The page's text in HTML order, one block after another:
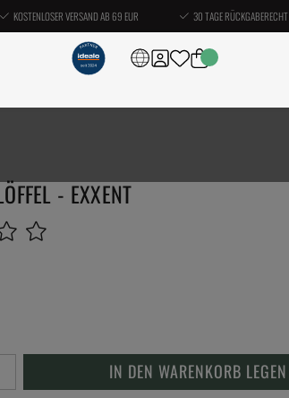
KOSTENLOSER VERSAND AB 69 EUR 30 TAGE RÜCKGABERECHT
- EXXENT
IN DEN WARENKORB LEGEN